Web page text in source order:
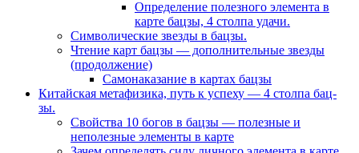
Определение полезного элемента в
карте бацзы, 4 столпа удачи.
Символические звезды в бацзы.
Чтение карт бацзы — дополнительные звезды
(продолжение)
Самонаказание в картах бацзы
Китайская метафизика, путь к успеху — 4 столпа бац-
зы.
Свойства 10 богов в бацзы — полезные и
неполезные элементы в карте